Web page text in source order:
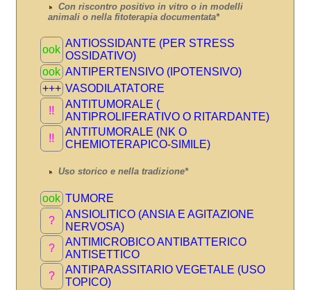
Con riscontro positivo in vitro o in modelli
animali o nella fitoterapia documentata*
ook
ANTIOSSIDANTE (PER STRESS
OSSIDATIVO)
ook ANTIPERTENSIVO (IPOTENSIVO)
+++ VASODILATATORE
!!
ANTITUMORALE (
ANTIPROLIFERATIVO O RITARDANTE)
!!
ANTITUMORALE (NK O
CHEMIOTERAPICO-SIMILE)
Uso storico e nella tradizione*
ook TUMORE
?
ANSIOLITICO (ANSIA E AGITAZIONE
NERVOSA)
?
ANTIMICROBICO ANTIBATTERICO
ANTISETTICO
?
ANTIPARASSITARIO VEGETALE (USO
TOPICO)